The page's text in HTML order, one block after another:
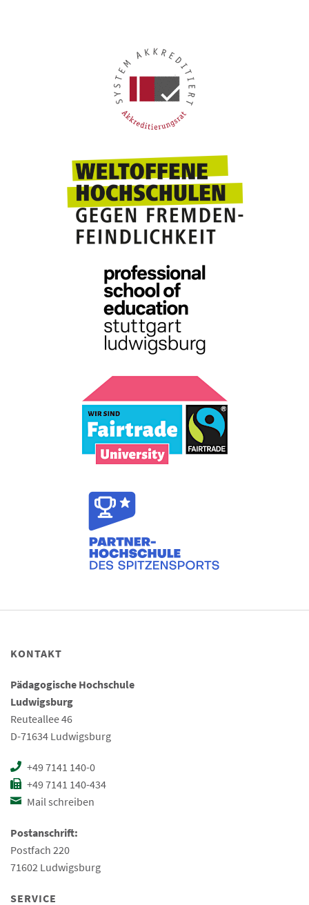
KONTAKT
Pädagogische Hochschule
Ludwigsburg
Reuteallee 46
D-71634 Ludwigsburg
+49 7141 140-0
+49 7141 140-434
Mail schreiben
Postanschrift:
Postfach 220
71602 Ludwigsburg
SERVICE